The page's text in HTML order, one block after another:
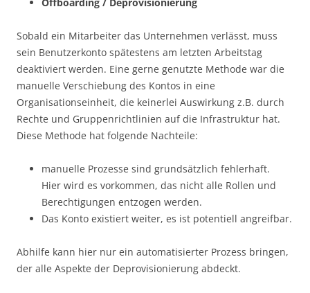
Offboarding / Deprovisionierung
Sobald ein Mitarbeiter das Unternehmen verlässt, muss
sein Benutzerkonto spätestens am letzten Arbeitstag
deaktiviert werden. Eine gerne genutzte Methode war die
manuelle Verschiebung des Kontos in eine
Organisationseinheit, die keinerlei Auswirkung z.B. durch
Rechte und Gruppenrichtlinien auf die Infrastruktur hat.
Diese Methode hat folgende Nachteile:
manuelle Prozesse sind grundsätzlich fehlerhaft.
Hier wird es vorkommen, das nicht alle Rollen und
Berechtigungen entzogen werden.
Das Konto existiert weiter, es ist potentiell angreifbar.
Abhilfe kann hier nur ein automatisierter Prozess bringen,
der alle Aspekte der Deprovisionierung abdeckt.